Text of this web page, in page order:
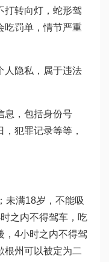
打转向灯，蛇形驾
吃罚单，情节严重
人隐私，属于违法
息，包括身份号
犯罪记录等等，
未满18岁，不能吸
之内不得驾车，吃
，4小时之内不得驾
根州可以被定为二